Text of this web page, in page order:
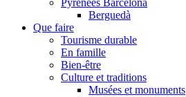
Pyrénées Barcelona
Berguedà
Que faire
Tourisme durable
En famille
Bien-être
Culture et traditions
Musées et monuments